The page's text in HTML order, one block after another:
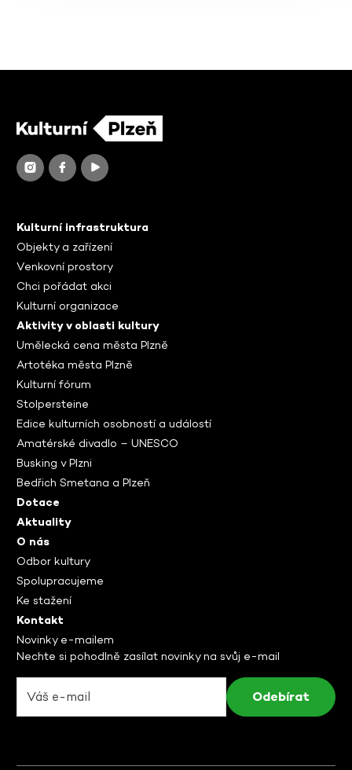
Kulturní infrastruktura
Objekty a zařízení
Venkovní prostory
Chci pořádat akci
Kulturní organizace
Aktivity v oblasti kultury
Umělecká cena města Plzně
Artotéka města Plzně
Kulturní fórum
Stolpersteine
Edice kulturních osobností a událostí
Amatérské divadlo – UNESCO
Busking v Plzni
Bedřich Smetana a Plzeň
Dotace
Aktuality
O nás
Odbor kultury
Spolupracujeme
Ke stažení
Kontakt
Novinky e-mailem
Nechte si pohodlně zasílat novinky na svůj e-mail